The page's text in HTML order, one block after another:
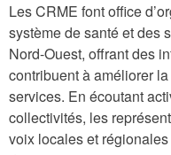
Les CRME font office
système de santé et des
Nord-Ouest, offrant des
contribuent à améliorer
services. En écoutant
collectivités, les
voix locales et